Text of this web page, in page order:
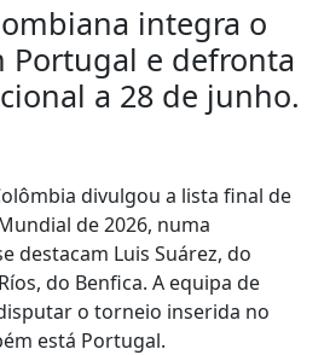
integra o
Portugal e defronta
a 28 de junho.
divulgou a lista final de
de 2026, numa
destacam Luis Suárez, do
do Benfica. A equipa de
o torneio inserida no
está Portugal.